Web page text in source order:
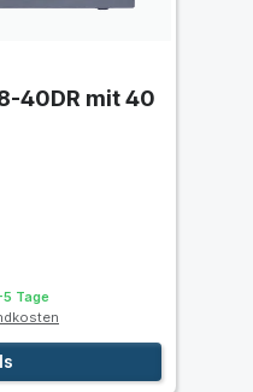
40DR mit 40
Tage